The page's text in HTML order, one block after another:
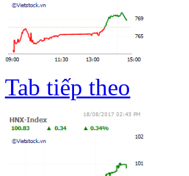
Tab tiếp theo